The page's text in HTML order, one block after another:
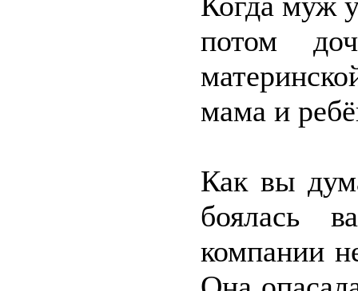
потом
мама и
Как вы
боялась
компании